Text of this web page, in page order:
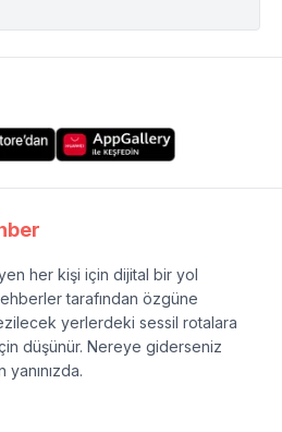
her kişi için dijital bir yol
tarafından özgüne
yerlerdeki sessil rotalara
düşünür. Nereye giderseniz